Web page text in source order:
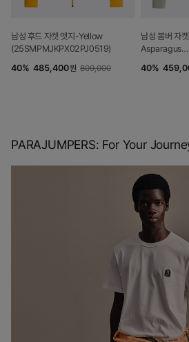
남성 후드 자켓 엣지-Yellow
(25SMPMJKPX02PJ0519)
40% 485,400원 809,000
남성 봄버 자
Asparagus
40%
PARAJUMPERS: For Your